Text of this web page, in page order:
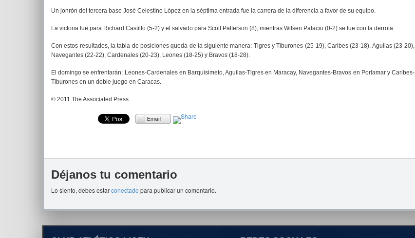
Un jonrón del tercera base José Celestino López en la séptima entrada fue la carrera de la diferencia a favor de su equipo.
La victoria fue para Richard Castillo (5-2) y el salvado para Scott Patterson (8), mientras Wilsen Palacio (0-2) se fue con la derrota.
Con estos resultados, la tabla de posiciones queda de la siguiente manera: Tigres y Tiburones (25-19), Caribes (23-18), Aguilas (23-20),
Navegantes (22-22), Cardenales (20-23), Leones (18-25) y Bravos (18-28).
El domingo se enfrentarán: Leones-Cardenales en Barquisimeto, Aguilas-Tigres en Maracay, Navegantes-Bravos en Porlamar y Caribes-
Tiburones en un doble juego en Caracas.
© 2011 The Associated Press.
Déjanos tu comentario
Lo siento, debes estarconectado para publicar un comentario.